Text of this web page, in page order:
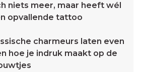
niets meer, maar heeft wél
opvallende tattoo
charmeurs laten even
hoe je indruk maakt op de